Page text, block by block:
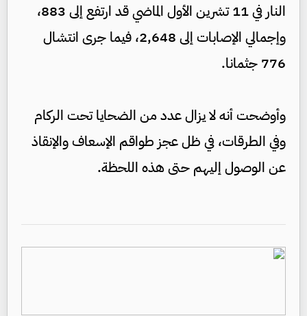
النار في 11 تشرين الأول الماضي قد ارتفع إلى 883،
وإجمالي الإصابات إلى 2,648، فيما جرى انتشال
776 جثمانا.
وأوضحت أنه لا يزال عدد من الضحايا تحت الركام
وفي الطرقات، في ظل عجز طواقم الإسعاف والإنقاذ
عن الوصول إليهم حتى هذه اللحظة.